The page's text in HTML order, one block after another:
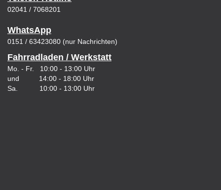
02041 / 7068201
WhatsApp
0151 / 63423080 (nur Nachrichten)
Fahrradladen / Werkstatt
Mo. - Fr. 10:00 - 13:00 Uhr
und 14:00 - 18:00 Uhr
Sa. 10:00 - 13:00 Uhr